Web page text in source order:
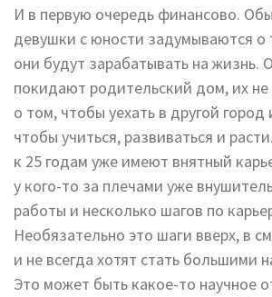
И в первую очередь финансово.
девушки с юности задумываются о
они будут зарабатывать на жизнь.
покидают родительский дом, их не
о том, чтобы уехать в другой город
чтобы учиться, развиваться и
к 25 годам уже имеют внятный
у кого-то за плечами уже
работы и несколько шагов по
Необязательно это шаги вверх, в
и не всегда хотят стать большими
Это может быть какое-то научное